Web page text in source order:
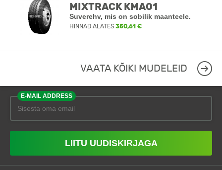
MIXTRACK KMA01
Suverehv, mis on sobilik maanteele.
HINNAD ALATES 350,61 €
VAATA KÕIKI MUDELEID
E-MAIL ADDRESS
LIITU UUDISKIRJAGA